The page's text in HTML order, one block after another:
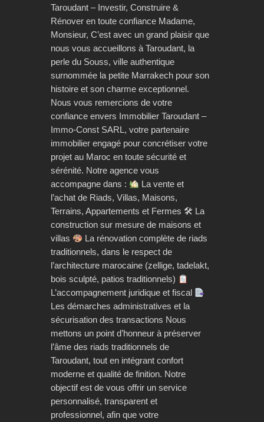
Taroudant – Investir, Construire &
Rénover en toute confiance Madame,
Monsieur, C’est avec un grand plaisir que
nous vous accueillons à Taroudant, la
perle du Souss, ville authentique
surnommée la petite Marrakech pour son
histoire et son charme exceptionnel.
Nous vous remercions de votre
confiance envers Immobilier Taroudant –
Immo-Const SARL, votre partenaire
immobilier engagé pour concrétiser votre
projet au Maroc en toute sécurité et
sérénité. Notre agence vous
accompagne dans :
La vente et
l’achat de Riads, Villas, Maisons,
Terrains, Appartements et Fermes 🛠 La
construction sur mesure de maisons et
villas
La rénovation complète de riads
traditionnels, dans le respect de
l’architecture marocaine (zellige, tadelakt,
bois sculpté, patios traditionnels)
L’accompagnement juridique et fiscal
Les démarches administratives et la
sécurisation des transactions Nous
mettons un point d’honneur à préserver
l’âme des riads traditionnels de
Taroudant, tout en intégrant confort
moderne et qualité de finition. Notre
objectif est de vous offrir un service
personnalisé, transparent et
professionnel, afin que votre